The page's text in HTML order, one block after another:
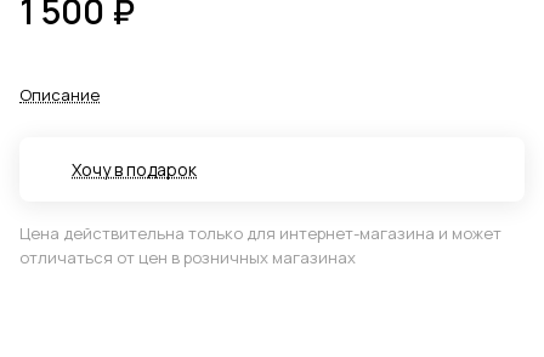
1 500 ₽
Описание
Хочу в подарок
Цена действительна только для интернет-магазина и может
отличаться от цен в розничных магазинах